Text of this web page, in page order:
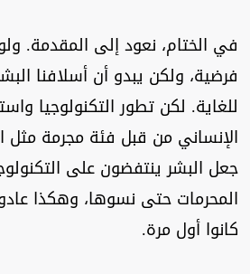
في الختام، نعود إلى المقدمة.
فرضية، ولكن يبدو أن أسلافنا
للغاية. لكن تطور التكنولوجيا
الإنساني من قبل فئة مجرمة مثل
جعل البشر ينتفضون على
المحرمات حتى نسوها، وهكذا
كانوا أول مرة.